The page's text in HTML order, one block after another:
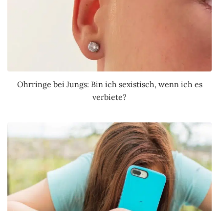
Ohrringe bei Jungs: Bin ich sexistisch, wenn ich es
verbiete?